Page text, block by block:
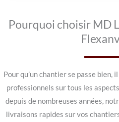
Pourquoi choisir MD
Pour qu’un chantier se passe bien,
professionnels sur tous les
depuis de nombreuses années,
livraisons rapides sur vos